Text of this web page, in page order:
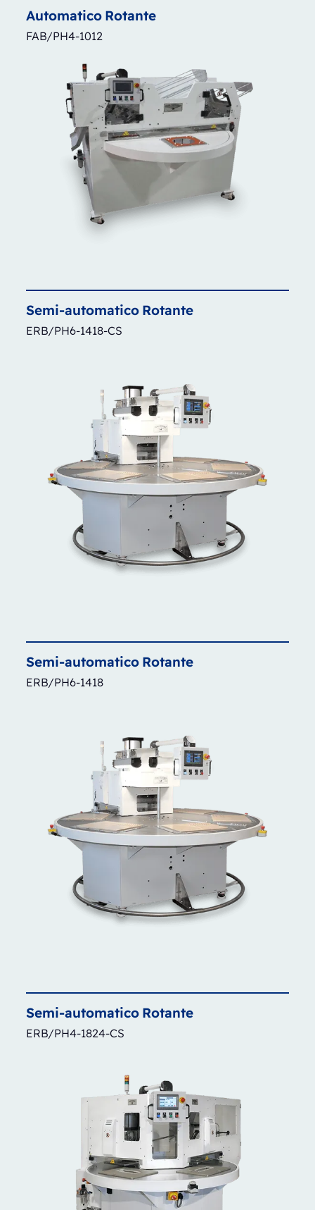
Automatico Rotante
FAB/PH4-1012
Semi-automatico Rotante
ERB/PH6-1418-CS
Semi-automatico Rotante
ERB/PH6-1418
Semi-automatico Rotante
ERB/PH4-1824-CS